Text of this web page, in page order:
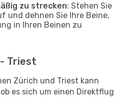
zu strecken: Stehen Sie
und dehnen Sie Ihre Beine,
in Ihren Beinen zu
Triest
Zürich und Triest kann
es sich um einen Direktflug